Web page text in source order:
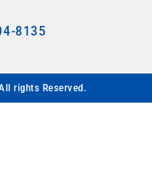
8135
rights Reserved.